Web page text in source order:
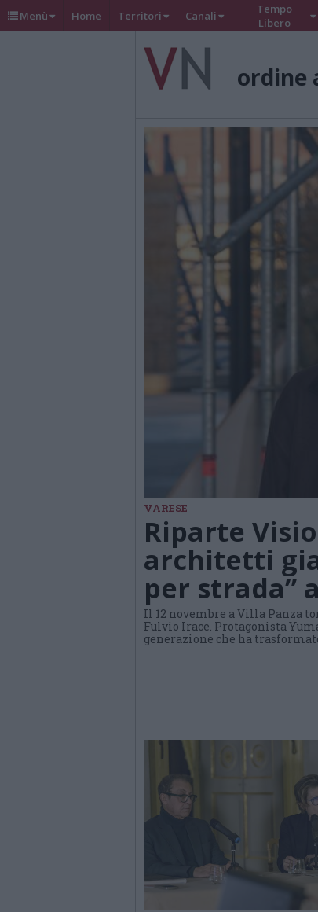
Menù Home Territori Canali
Tempo
Libero
ordine
VARESE
Riparte
architetti
per strada”
Il 12 novembre a Villa Panza
Fulvio Irace. Protagonista
generazione che ha